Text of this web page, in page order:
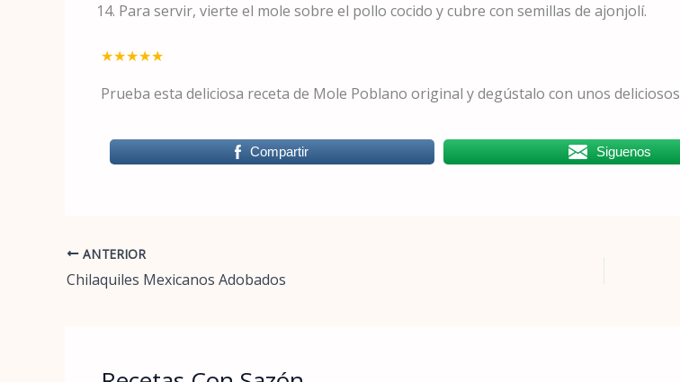
Para servir, vierte el mole sobre el pollo cocido y cubre con semillas de ajonjolí.
★★★★★
Prueba esta deliciosa receta de Mole Poblano original y degústalo con unos deliciosos
Compartir Siguenos
ANTERIOR
Chilaquiles Mexicanos Adobados